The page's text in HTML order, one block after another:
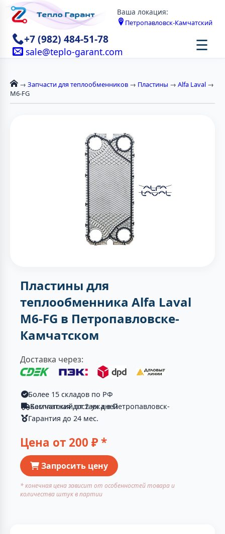
Ваша локация:
Петропавловск-Камчатский
+7 (982) 484-51-78
sale@teplo-garant.com ☰
→ Запчасти для теплообменников → Пластины → Alfa Laval →
M6-FG
Пластины для
теплообменника Alfa Laval
M6-FG в Петропавловске-
Камчатском
Доставка через:
Более 15 складов по РФ
Бесплатная доставка в Петропавловск-Камчатский от 2-ух дней
Гарантия до 24 мес.
Цена от 200 ₽ *
Запросить цену
* конечная цена зависит от особенностей товара и
количества штук в партии